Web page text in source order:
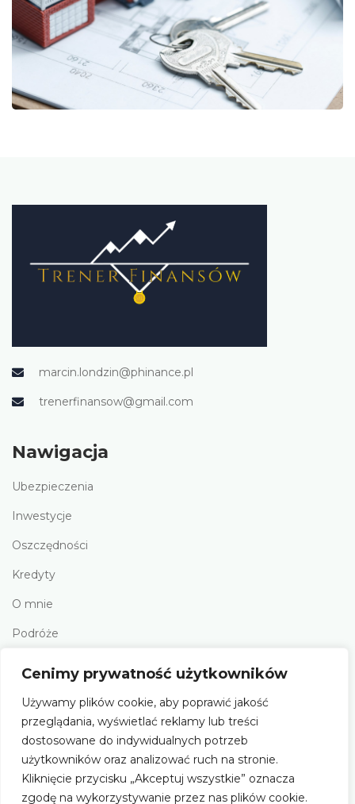
Cenimy prywatność użytkowników
Używamy plików cookie, aby poprawić jakość
przeglądania, wyświetlać reklamy lub treści
dostosowane do indywidualnych potrzeb
użytkowników oraz analizować ruch na stronie.
Kliknięcie przycisku „Akceptuj wszystkie” oznacza
zgodę na wykorzystywanie przez nas plików cookie.
marcin.londzin@phinance.pl
trenerfinansow@gmail.com
Nawigacja
Ubezpieczenia
Inwestycje
Oszczędności
Kredyty
O mnie
Podróże
Social Media